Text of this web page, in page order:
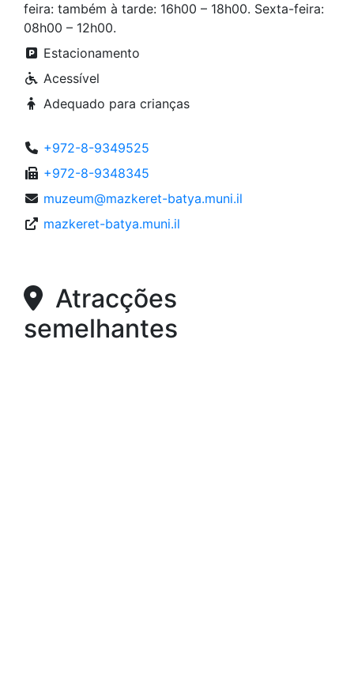
feira: também à tarde: 16h00 – 18h00. Sexta-feira:
08h00 – 12h00.
Estacionamento
Acessível
Adequado para crianças
+972-8-9349525
+972-8-9348345
muzeum@mazkeret-batya.muni.il
mazkeret-batya.muni.il
Atracções
semelhantes